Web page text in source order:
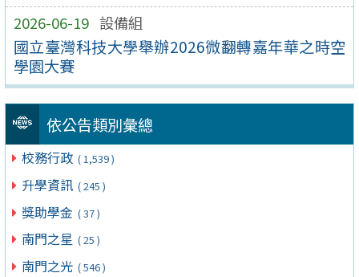
2026-06-19 設備組
國立臺灣科技大學舉辦2026微翻轉嘉年華之時空
學園大賽
依公告類別彙總
校務行政 ( 1,539 )
升學資訊 ( 245 )
獎助學金 ( 37 )
南門之星 ( 25 )
南門之光 ( 546 )